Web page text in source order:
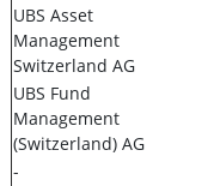
UBS Asset
Management
Switzerland AG
UBS Fund
Management
(Switzerland) AG
-